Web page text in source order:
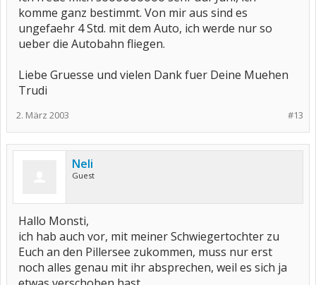
komme ganz bestimmt. Von mir aus sind es
ungefaehr 4 Std. mit dem Auto, ich werde nur so
ueber die Autobahn fliegen.
Liebe Gruesse und vielen Dank fuer Deine Muehen
Trudi
#13
2. März 2003
Neli
Guest
Hallo Monsti,
ich hab auch vor, mit meiner Schwiegertochter zu
Euch an den Pillersee zukommen, muss nur erst
noch alles genau mit ihr absprechen, weil es sich ja